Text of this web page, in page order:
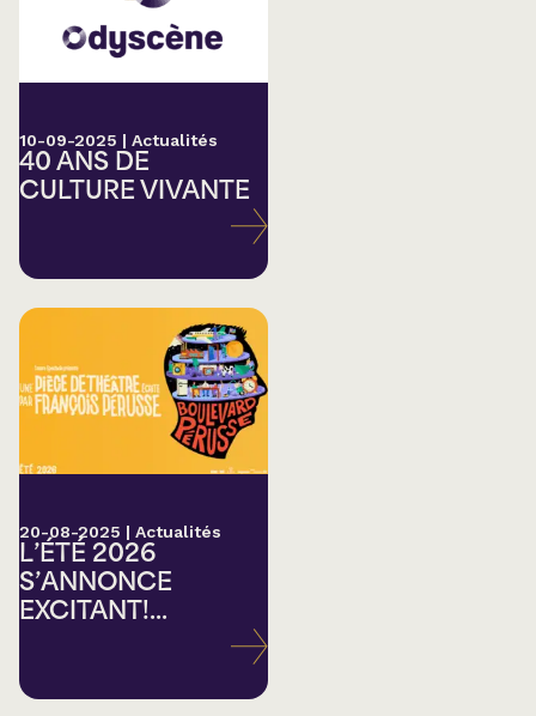
10-09-2025 | Actualités
40 ANS DE
CULTURE VIVANTE
20-08-2025 | Actualités
L’ÉTÉ 2026
S’ANNONCE
EXCITANT!...